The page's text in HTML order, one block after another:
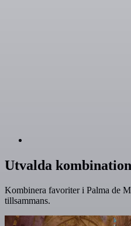
Utvalda
Kombinera favoriter i Palma de
tillsammans.